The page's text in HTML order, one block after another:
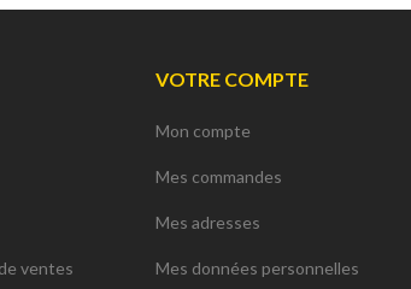
ventes
VOTRE COMPTE
Mon compte
Mes commandes
Mes adresses
Mes données personnelles